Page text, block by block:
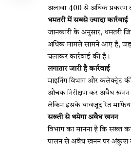
अलावा 400 से अधिक प्रकरण
धमतरी में सबसे ज्यादा कार्रवाई
जानकारी के अनुसार,
अधिक मामले सामने आए हैं, जहां
चलाकर कार्रवाई की है।
लगातार जारी है कार्रवाई
माइनिंग विभाग और कलेक्ट्रेट
औचक निरीक्षण कर अवैध खनन
लेकिन इसके बावजूद रेत
सख्ती से थमेगा अवैध खनन
विभाग का मानना है कि सख्त
पालन से अवैध खनन पर अंकुश